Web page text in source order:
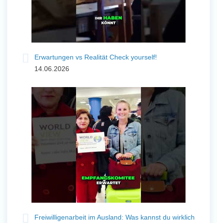
Erwartungen vs Realität Check yourself!
14.06.2026
Freiwilligenarbeit im Ausland: Was kannst du wirklich